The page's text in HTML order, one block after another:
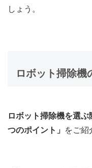
しょう。
ロボット掃除機
ロボット掃除機を選
つのポイント」
をご紹